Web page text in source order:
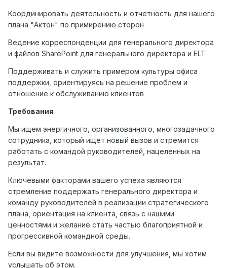
Координировать деятельность и отчетность для нашего
плана "Актон" по примирению сторон
Ведение корреспонденции для генерального директора
и файлов SharePoint для генерального директора и ELT
Поддерживать и служить примером культуры офиса
поддержки, ориентируясь на решение проблем и
отношение к обслуживанию клиентов
Требования
Мы ищем энергичного, организованного, многозадачного
сотрудника, который ищет новый вызов и стремится
работать с командой руководителей, нацеленных на
результат.
Ключевыми факторами вашего успеха являются
стремление поддержать генерального директора и
команду руководителей в реализации стратегического
плана, ориентация на клиента, связь с нашими
ценностями и желание стать частью благоприятной и
прогрессивной командной среды.
Если вы видите возможности для улучшения, мы хотим
услышать об этом.